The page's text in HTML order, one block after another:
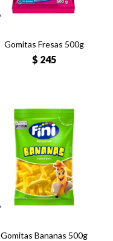
Gomitas Fresas 500g
$ 245
Gomitas Bananas 500g